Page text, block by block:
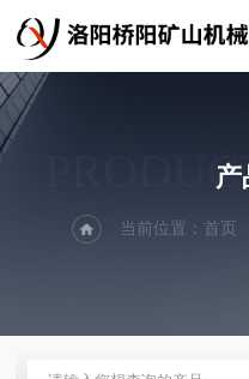
当前位置： 首页